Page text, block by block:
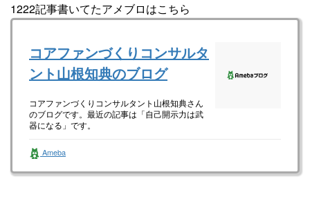
1222記事書いてたアメブロはこちら
コアファンづくりコンサルタ
ント山根知典のブログ
コアファンづくりコンサルタント山根知典さん
のブログです。最近の記事は「自己開示力は武
器になる」です。
Ameba